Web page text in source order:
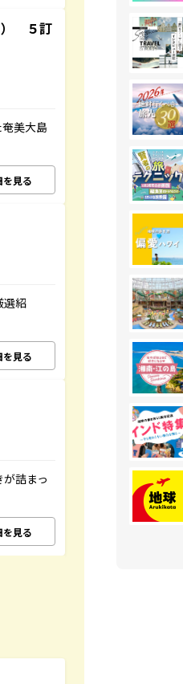
） ５訂
美大島
を見る
選紹
を見る
詰まっ
を見る